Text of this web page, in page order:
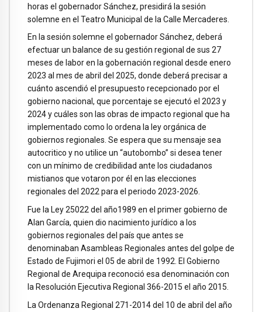
horas el gobernador Sánchez, presidirá la sesión
solemne en el Teatro Municipal de la Calle Mercaderes.
En la sesión solemne el gobernador Sánchez, deberá
efectuar un balance de su gestión regional de sus 27
meses de labor en la gobernación regional desde enero
2023 al mes de abril del 2025, donde deberá precisar a
cuánto ascendió el presupuesto recepcionado por el
gobierno nacional, que porcentaje se ejecutó el 2023 y
2024 y cuáles son las obras de impacto regional que ha
implementado como lo ordena la ley orgánica de
gobiernos regionales. Se espera que su mensaje sea
autocritico y no utilice un “autobombo” si desea tener
con un mínimo de credibilidad ante los ciudadanos
mistianos que votaron por él en las elecciones
regionales del 2022 para el periodo 2023-2026.
Fue la Ley 25022 del año1989 en el primer gobierno de
Alan García, quien dio nacimiento jurídico a los
gobiernos regionales del país que antes se
denominaban Asambleas Regionales antes del golpe de
Estado de Fujimori el 05 de abril de 1992. El Gobierno
Regional de Arequipa reconoció esa denominación con
la Resolución Ejecutiva Regional 366-2015 el año 2015.
La Ordenanza Regional 271-2014 del 10 de abril del año